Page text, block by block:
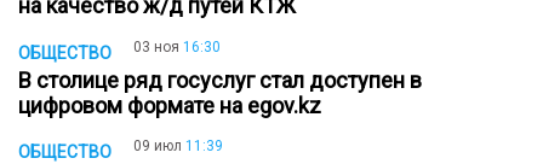
на качество ж/д путей КТЖ
ОБЩЕСТВО 03 ноя 16:30
В столице ряд госуслуг стал доступен в
цифровом формате на еgov.kz
ОБЩЕСТВО 09 июл 11:39